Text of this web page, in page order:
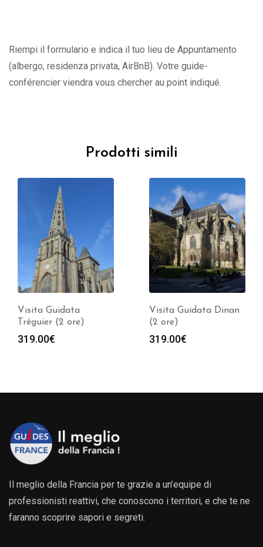
Riempi il formulario e indica il tuo lieu de Appuntamento
(albergo, residenza privata, AirBnB). Votre guide-
conférencier viendra vous chercher au point indiqué.
Prodotti simili
Visita Guidata
Tréguier (2 ore)
319.00€
Visita Guidata Dinan
(2 ore)
319.00€
Il meglio della Francia per te grazie a un’equipe di
professionisti reattivi, che conoscono i territori, e che te ne
faranno scoprire sapori e segreti.